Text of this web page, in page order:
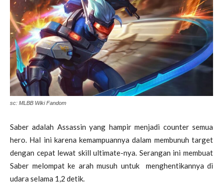
sc: MLBB Wiki Fandom
Saber adalah Assassin yang hampir menjadi counter semua
hero. Hal ini karena kemampuannya dalam membunuh target
dengan cepat lewat skill ultimate-nya. Serangan ini membuat
Saber melompat ke arah musuh untuk menghentikannya di
udara selama 1,2 detik.